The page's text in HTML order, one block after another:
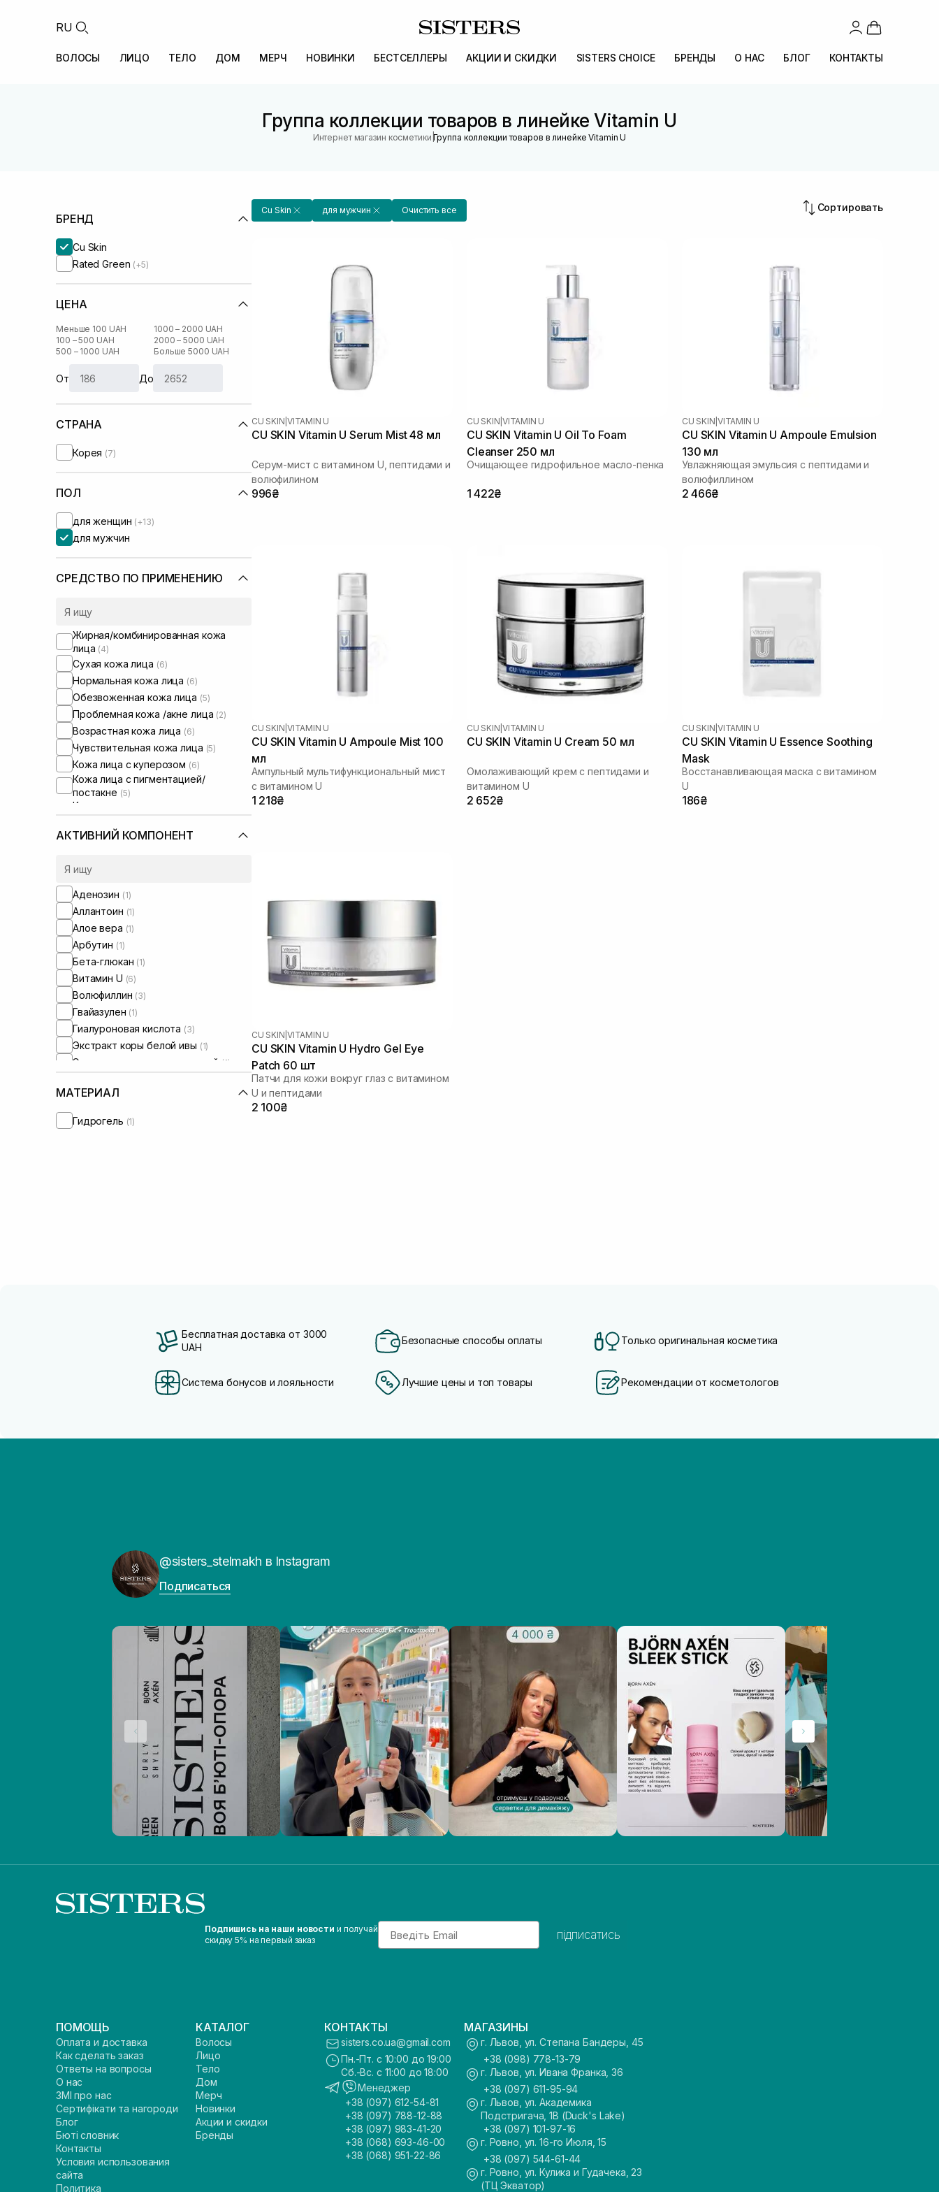
RU
ВОЛОСЫ ЛИЦО ТЕЛО ДОМ МЕРЧ НОВИНКИ БЕСТСЕЛЛЕРЫ АКЦИИ И СКИДКИ SISTERS CHOICE БРЕНДЫ О НАС БЛОГ КОНТАКТЫ
Группа коллекции товаров в линейке Vitamin U
Интернет магазин косметики |Группа коллекции товаров в линейке Vitamin U
БРЕНД
Cu Skin
Rated Green (+5)
ЦЕНА
Меньше 100 UAH
100 – 500 UAH
500 – 1000 UAH
1000 – 2000 UAH
2000 – 5000 UAH
Больше 5000 UAH
От До
СТРАНА
Корея (7)
ПОЛ
для женщин (+13)
для мужчин
СРЕДСТВО ПО ПРИМЕНЕНИЮ
Жирная/комбинированная кожа
лица (4)
Сухая кожа лица (6)
Нормальная кожа лица (6)
Обезвоженная кожа лица (5)
Проблемная кожа /акне лица (2)
Возрастная кожа лица (6)
Чувствительная кожа лица (5)
Кожа лица с куперозом (6)
Кожа лица с пигментацией/
постакне (5)
Кожа лица с расширенными порами
Кожа лица с нарушенным
микробиомом
(1)
Против отеков
От синяков под глазами
АКТИВНИЙ КОМПОНЕНТ
Аденозин (1)
Аллантоин (1)
Алое вера (1)
Арбутин (1)
Бета-глюкан (1)
Витамин U (6)
Волюфиллин (3)
Гвайазулен (1)
Гиалуроновая кислота (3)
Экстракт коры белой ивы (1)
Экстракт центеллы азиатской (1)
Ниацинамид
Масло макадамии
МАТЕРИАЛ
Гидрогель (1)
Cu Skin для мужчин Очистить все Сортировать
CU SKIN |VITAMIN U
CU SKIN Vitamin U Serum Mist 48 мл
Серум-мист с витамином U, пептидами и
волюфилином
996₴
CU SKIN |VITAMIN U
CU SKIN Vitamin U Oil To Foam
Cleanser 250 мл
Очищающее гидрофильное масло-пенка
1 422₴
CU SKIN |VITAMIN U
CU SKIN Vitamin U Ampoule Emulsion
130 мл
Увлажняющая эмульсия с пептидами и
волюфиллином
2 466₴
CU SKIN |VITAMIN U
CU SKIN Vitamin U Ampoule Mist 100
мл
Ампульный мультифункциональный мист
с витамином U
1 218₴
CU SKIN |VITAMIN U
CU SKIN Vitamin U Cream 50 мл
Омолаживающий крем с пептидами и
витамином U
2 652₴
CU SKIN |VITAMIN U
CU SKIN Vitamin U Essence Soothing
Mask
Восстанавливающая маска с витамином
U
186₴
CU SKIN |VITAMIN U
CU SKIN Vitamin U Hydro Gel Eye
Patch 60 шт
Патчи для кожи вокруг глаз с витамином
U и пептидами
2 100₴
Бесплатная доставка от 3000
UAH
Безопасные способы оплаты Только оригинальная косметика
Система бонусов и лояльности Лучшие цены и топ товары Рекомендации от косметологов
@sisters_stelmakh в Instagram
Подписаться
Подпишись на наши новости и получай
скидку 5% на первый заказ
Email
підписатись
ПОМОЩЬ
Оплата и доставка
Как сделать заказ
Ответы на вопросы
О нас
ЗМІ про нас
Сертифікати та нагороди
Блог
Бюті словник
Контакты
Условия использования
сайта
Политика
КАТАЛОГ
Волосы
Лицо
Тело
Дом
Мерч
Новинки
Акции и скидки
Бренды
КОНТАКТЫ
sisters.co.ua@gmail.com
Пн.-Пт. с 10:00 до 19:00
Сб.-Вс. с 11:00 до 18:00
Менеджер
+38 (097) 612-54-81
+38 (097) 788-12-88
+38 (097) 983-41-20
+38 (068) 693-46-00
+38 (068) 951-22-86
МАГАЗИНЫ
г. Львов, ул. Степана Бандеры, 45
+38 (098) 778-13-79
г. Львов, ул. Ивана Франка, 36
+38 (097) 611-95-94
г. Львов, ул. Академика
Подстригача, 1В (Duck's Lake)
+38 (097) 101-97-16
г. Ровно, ул. 16-го Июля, 15
+38 (097) 544-61-44
г. Ровно, ул. Кулика и Гудачека, 23
(ТЦ Экватор)